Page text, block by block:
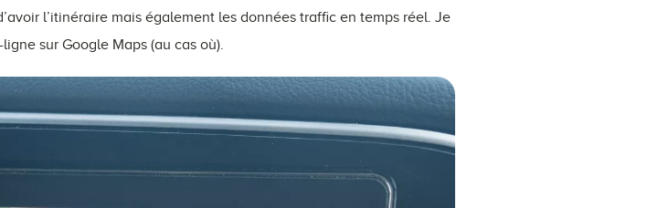
l’itinéraire mais également les données traffic en temps réel. Je
sur Google Maps (au cas où).